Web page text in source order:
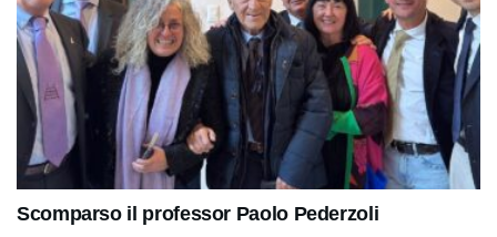
Scomparso il professor Paolo Pederzoli